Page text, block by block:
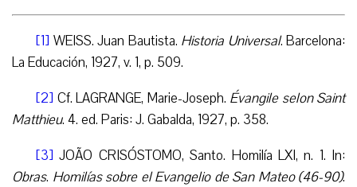
[1] WEISS. Juan Bautista. Historia Universal. Barcelona:
La Educación, 1927, v. 1, p. 509.
[2] Cf. LAGRANGE, Marie-Joseph. Évangile selon Saint
Matthieu. 4. ed. Paris: J. Gabalda, 1927, p. 358.
[3] JOÃO CRISÓSTOMO, Santo. Homilía LXI, n. 1. In:
Obras. Homilías sobre el Evangelio de San Mateo (46-90).